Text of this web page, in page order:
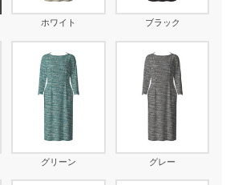
ホワイト ブラック
グリーン グレー